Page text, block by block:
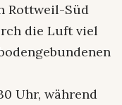
Rottweil-Süd
die Luft viel
Uhr, während